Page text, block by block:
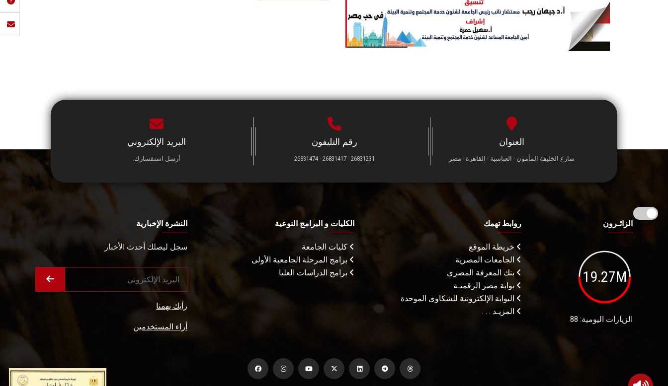
العنوان
شارع الخليفة المأمون - العباسية - القاهرة - مصر
رقم التليفون
26831231 - 26831417 - 26831474
البريد الإلكتروني
أرسل استفسارك.
الزائـرون
19.27M
الزيارات اليومية: 88
روابط تهمك
خريطة الموقع
الجامعات المصرية
بنك المعرفة المصري
بوابة مصر الرقميـة
البوابة الإلكترونية للشكاوى الموحدة
المزيـد . . .
الكليات و البرامج النوعية
كليات الجامعة
برامج المرحلة الجامعية الأولى
برامج الدراسات العليا
النشرة الإخبارية
سجل ليصلك أحدث الأخبار
رأيك يهمنا
أراء المستخدمين